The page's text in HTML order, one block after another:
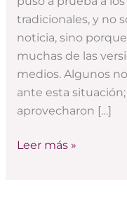
tradicionales, y no
noticia, sino
muchas de las
medios. Algunos
ante esta
aprovecharon […]
experiencia
nevada
2.0)
Leer más »